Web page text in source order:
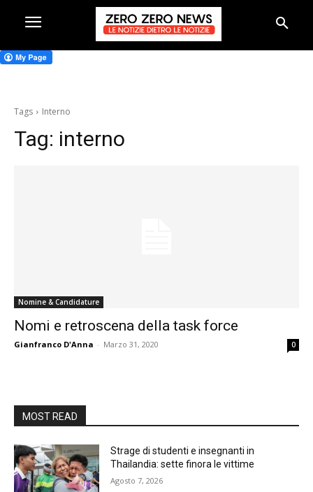
Tags Interno
Tag: interno
Nomine & Candidature
Nomi e retroscena della task force
Gianfranco D'Anna - Marzo 31, 2020 0
MOST READ
Strage di studenti e insegnanti in
Thailandia: sette finora le vittime
Agosto 7, 2026